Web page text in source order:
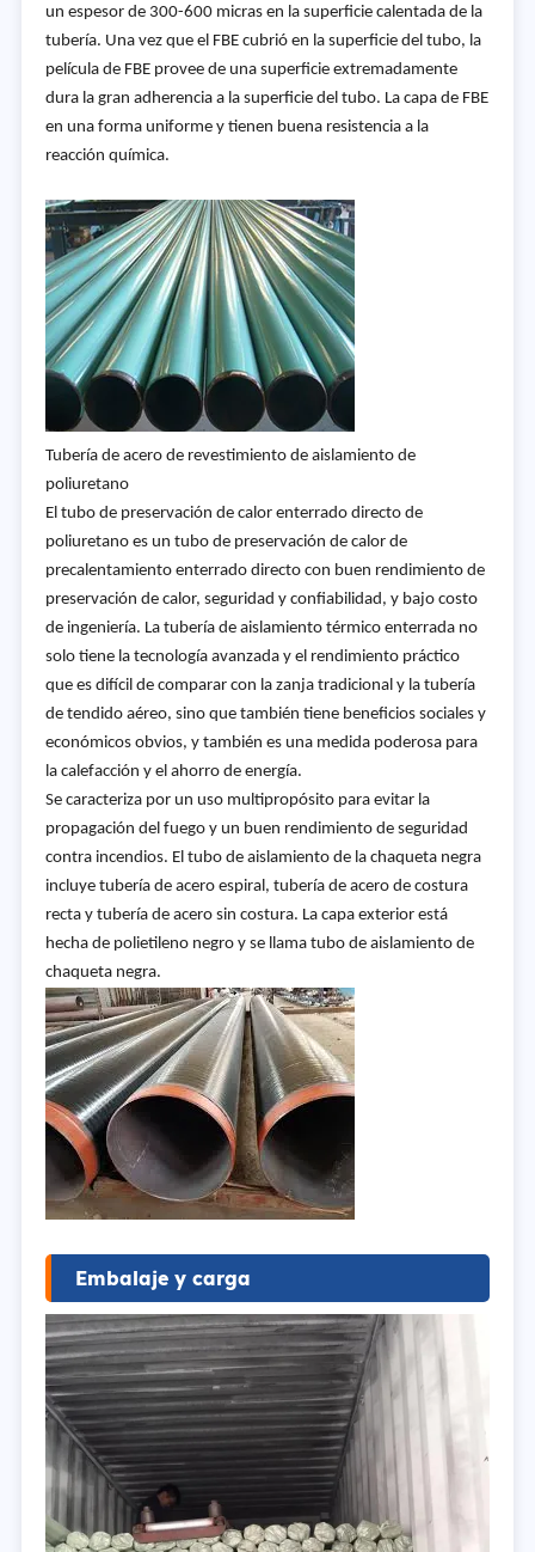
un espesor de 300-600 micras en la superficie calentada de la
tubería. Una vez que el FBE cubrió en la superficie del tubo, la
película de FBE provee de una superficie extremadamente
dura la gran adherencia a la superficie del tubo. La capa de FBE
en una forma uniforme y tienen buena resistencia a la
reacción química.
Tubería de acero de revestimiento de aislamiento de
poliuretano
El tubo de preservación de calor enterrado directo de
poliuretano es un tubo de preservación de calor de
precalentamiento enterrado directo con buen rendimiento de
preservación de calor, seguridad y confiabilidad, y bajo costo
de ingeniería. La tubería de aislamiento térmico enterrada no
solo tiene la tecnología avanzada y el rendimiento práctico
que es difícil de comparar con la zanja tradicional y la tubería
de tendido aéreo, sino que también tiene beneficios sociales y
económicos obvios, y también es una medida poderosa para
la calefacción y el ahorro de energía.
Se caracteriza por un uso multipropósito para evitar la
propagación del fuego y un buen rendimiento de seguridad
contra incendios. El tubo de aislamiento de la chaqueta negra
incluye tubería de acero espiral, tubería de acero de costura
recta y tubería de acero sin costura. La capa exterior está
hecha de polietileno negro y se llama tubo de aislamiento de
chaqueta negra.
Embalaje y carga